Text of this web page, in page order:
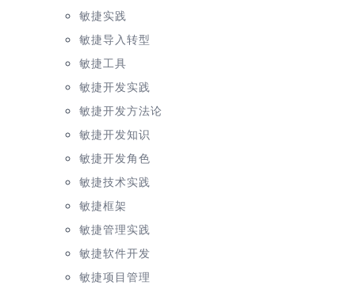
敏捷实践
敏捷导入转型
敏捷工具
敏捷开发实践
敏捷开发方法论
敏捷开发知识
敏捷开发角色
敏捷技术实践
敏捷框架
敏捷管理实践
敏捷软件开发
敏捷项目管理